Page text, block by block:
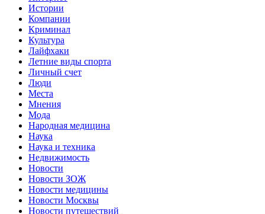
Истории
Компании
Криминал
Культура
Лайфхаки
Летние виды спорта
Личный счет
Люди
Места
Мнения
Мода
Народная медицина
Наука
Наука и техника
Недвижимость
Новости
Новости ЗОЖ
Новости медицины
Новости Москвы
Новости путешествий